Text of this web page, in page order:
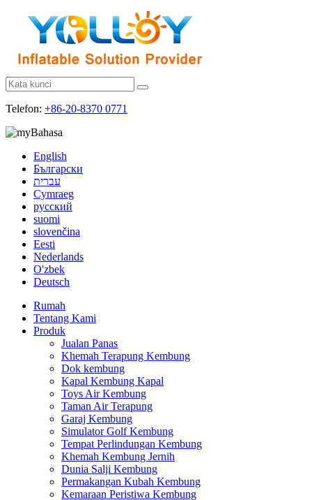
Telefon: +86-20-8370 0771
Bahasa
English
Български
עברית
Cymraeg
русский
suomi
slovenčina
Eesti
Nederlands
O'zbek
Deutsch
Rumah
Tentang Kami
Produk
Jualan Panas
Khemah Terapung Kembung
Dok kembung
Kapal Kembung Kapal
Toys Air Kembung
Taman Air Terapung
Garaj Kembung
Simulator Golf Kembung
Tempat Perlindungan Kembung
Khemah Kembung Jernih
Dunia Salji Kembung
Permakangan Kubah Kembung
Kemaraan Peristiwa Kembung